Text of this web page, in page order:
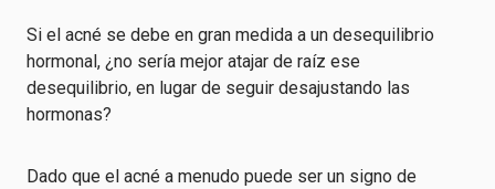
Si el acné se debe en gran medida a un desequilibrio
hormonal, ¿no sería mejor atajar de raíz ese
desequilibrio, en lugar de seguir desajustando las
hormonas?
Dado que el acné a menudo puede ser un signo de